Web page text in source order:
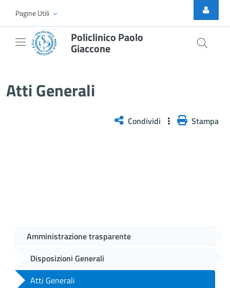
Skip to Main Content
Pagine Utili
Policlinico Paolo
Giaccone
Atti Generali
Condividi Stampa
Amministrazione trasparente
Disposizioni Generali
Atti Generali